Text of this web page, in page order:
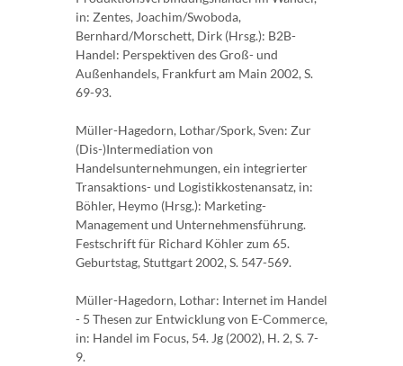
in: Zentes, Joachim/Swoboda,
Bernhard/Morschett, Dirk (Hrsg.): B2B-
Handel: Perspektiven des Groß- und
Außenhandels, Frankfurt am Main 2002, S.
69-93.
Müller-Hagedorn, Lothar/Spork, Sven: Zur
(Dis-)Intermediation von
Handelsunternehmungen, ein integrierter
Transaktions- und Logistikkostenansatz, in:
Böhler, Heymo (Hrsg.): Marketing-
Management und Unternehmensführung.
Festschrift für Richard Köhler zum 65.
Geburtstag, Stuttgart 2002, S. 547-569.
Müller-Hagedorn, Lothar: Internet im Handel
- 5 Thesen zur Entwicklung von E-Commerce,
in: Handel im Focus, 54. Jg (2002), H. 2, S. 7-
9.